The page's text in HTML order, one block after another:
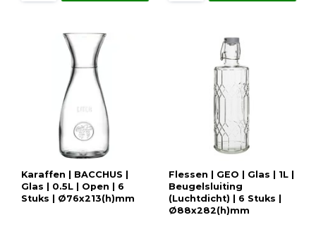
Karaffen | BACCHUS |
Glas | 0.5L | Open | 6
Stuks | Ø76x213(h)mm
Flessen | GEO | Glas | 1L |
Beugelsluiting
(Luchtdicht) | 6 Stuks |
Ø88x282(h)mm